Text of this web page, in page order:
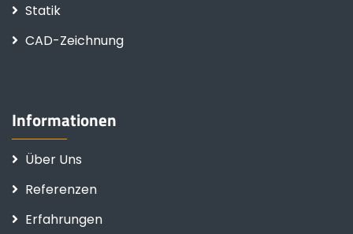
Statik
CAD-Zeichnung
Informationen
Über Uns
Referenzen
Erfahrungen